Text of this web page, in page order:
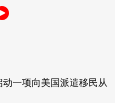
一项向美国派遣移民从